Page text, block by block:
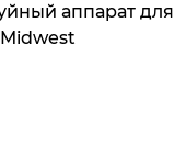
аппарат для